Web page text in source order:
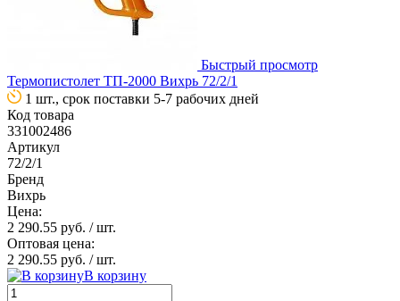
Быстрый просмотр
Термопистолет ТП-2000 Вихрь 72/2/1
1 шт., срок поставки 5-7 рабочих дней
Код товара
331002486
Артикул
72/2/1
Бренд
Вихрь
Цена:
2 290.55 руб. / шт.
Оптовая цена:
2 290.55 руб. / шт.
В корзину